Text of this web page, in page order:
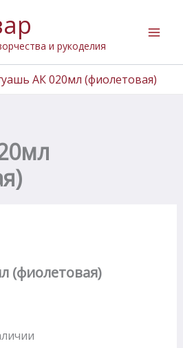
и рукоделия
АК 020мл (фиолетовая)
(фиолетовая)